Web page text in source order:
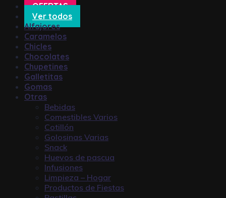
OFERTAS
Ver todos
Alfajores
Caramelos
Chicles
Chocolates
Chupetines
Galletitas
Gomas
Otras
Bebidas
Comestibles Varios
Cotillón
Golosinas Varias
Snack
Huevos de pascua
Infusiones
Limpieza – Hogar
Productos de Fiestas